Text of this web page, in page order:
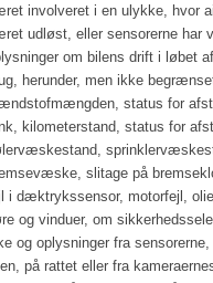
involveret i en ulykke, hvor
udløst, eller sensorerne har
om bilens drift i løbet
herunder, men ikke
status for
kilometerstand, status for
slitage på
i dæktrykssensor, motorfejl,
og vinduer, om
og oplysninger fra
på rattet eller fra